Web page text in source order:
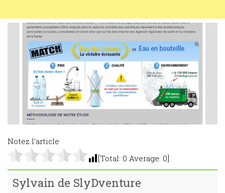
Notez l'article
[Total: 0 Average: 0]
Sylvain de SlyDventure